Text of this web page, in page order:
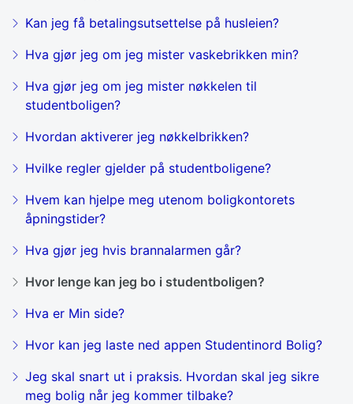
Kan jeg få betalingsutsettelse på husleien?
Hva gjør jeg om jeg mister vaskebrikken min?
Hva gjør jeg om jeg mister nøkkelen til
studentboligen?
Hvordan aktiverer jeg nøkkelbrikken?
Hvilke regler gjelder på studentboligene?
Hvem kan hjelpe meg utenom boligkontorets
åpningstider?
Hva gjør jeg hvis brannalarmen går?
Hvor lenge kan jeg bo i studentboligen?
Hva er Min side?
Hvor kan jeg laste ned appen Studentinord Bolig?
Jeg skal snart ut i praksis. Hvordan skal jeg sikre
meg bolig når jeg kommer tilbake?